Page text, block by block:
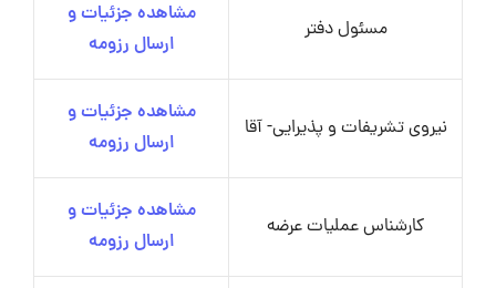
مسئول دفتر
مشاهده جزئیات و
ارسال رزومه
نیروی تشریفات و پذیرایی- آقا
مشاهده جزئیات و
ارسال رزومه
کارشناس عملیات عرضه
مشاهده جزئیات و
ارسال رزومه